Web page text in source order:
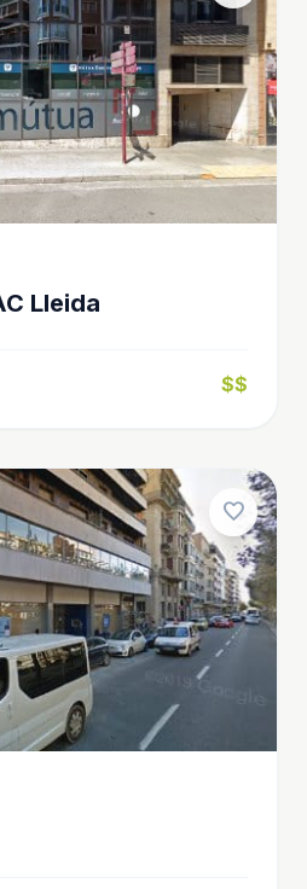
Lleida
$$
favorite